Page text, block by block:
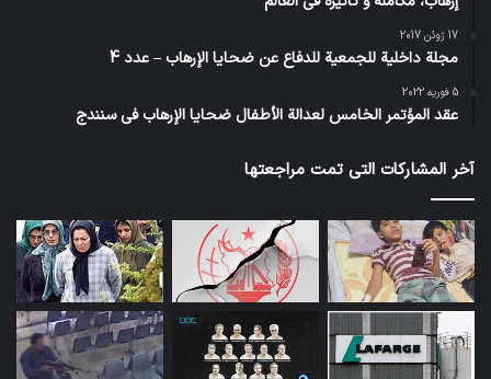
17 ژوئن 2017
مجلة داخلية للجمعية للدفاع عن ضحايا الإرهاب – عدد 4
5 فوریه 2022
عقد المؤتمر الخامس لعدالة الأطفال ضحايا الإرهاب في سنندج
آخر المشاركات التي تمت مراجعتها